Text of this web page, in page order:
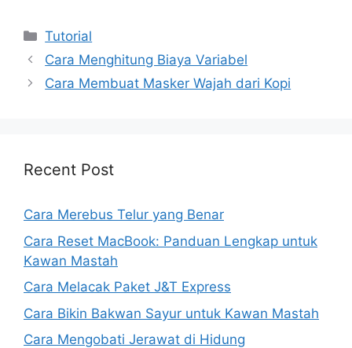
Kategori
Tutorial
Cara Menghitung Biaya Variabel
Cara Membuat Masker Wajah dari Kopi
Recent Post
Cara Merebus Telur yang Benar
Cara Reset MacBook: Panduan Lengkap untuk
Kawan Mastah
Cara Melacak Paket J&T Express
Cara Bikin Bakwan Sayur untuk Kawan Mastah
Cara Mengobati Jerawat di Hidung